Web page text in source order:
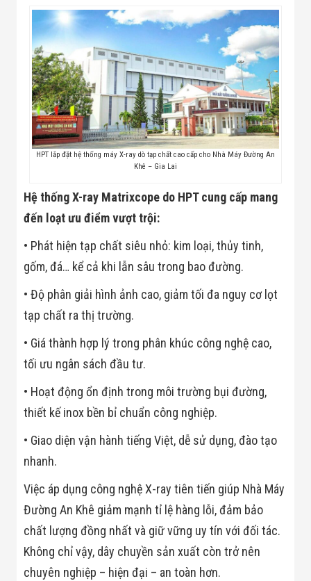
Minh
Sản Phẩm
THIẾT BỊ AN
NINH
Camera Thông
Minh
Cổng Từ Siêu
Thị
Máy Đếm
Người
Máy Dò Tìm
Thuốc Nổ
Khủng Bố
Camera Đo
CHUYÊN
DỤNG
Máy Dò Tạp
Màn Hình
Ghi Âm
Máy Dò Kim
Loại Công
Nghệ Cao
Căng - Sức
Nén
Máy Kiểm Tra
Khuyết Tật
Máy Kiểm Tra
Vết Nứt Sản
HPT lắp đặt hệ thống máy X-ray dò tạp chất cao cấp cho Nhà Máy Đường An
Khê – Gia Lai
Hệ thống X-ray Matrixcope do HPT cung cấp mang
đến loạt ưu điểm vượt trội:
• Phát hiện tạp chất siêu nhỏ: kim loại, thủy tinh,
gốm, đá… kể cả khi lẫn sâu trong bao đường.
• Độ phân giải hình ảnh cao, giảm tối đa nguy cơ lọt
tạp chất ra thị trường.
• Giá thành hợp lý trong phân khúc công nghệ cao,
tối ưu ngân sách đầu tư.
• Hoạt động ổn định trong môi trường bụi đường,
thiết kế inox bền bỉ chuẩn công nghiệp.
• Giao diện vận hành tiếng Việt, dễ sử dụng, đào tạo
nhanh.
Việc áp dụng công nghệ X-ray tiên tiến giúp Nhà Máy
Đường An Khê giảm mạnh tỉ lệ hàng lỗi, đảm bảo
chất lượng đồng nhất và giữ vững uy tín với đối tác.
Không chỉ vậy, dây chuyền sản xuất còn trở nên
chuyên nghiệp – hiện đại – an toàn hơn.